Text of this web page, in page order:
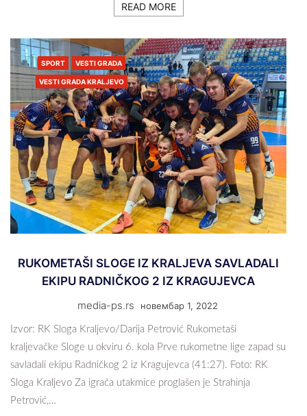
READ MORE
SPORT VESTI GRADA
VESTI GRADA KRALJEVO
RUKOMETAŠI SLOGE IZ KRALJEVA SAVLADALI
EKIPU RADNIČKOG 2 IZ KRAGUJEVCA
media-ps.rs новембар 1, 2022
Izvor: RK Sloga Kraljevo/Darija Petrović Rukometaši
kraljevačke Sloge u okviru 6. kola Prve rukometne lige zapad su
savladali ekipu Radničkog 2 iz Kragujevca (41:27). Foto: RK
Sloga Kraljevo Za igrača utakmice proglašen je Strahinja
Petrović,…